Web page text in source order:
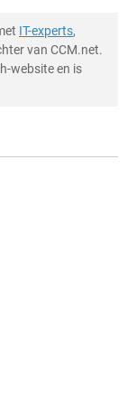
IT-experts,
van CCM.net.
website en is